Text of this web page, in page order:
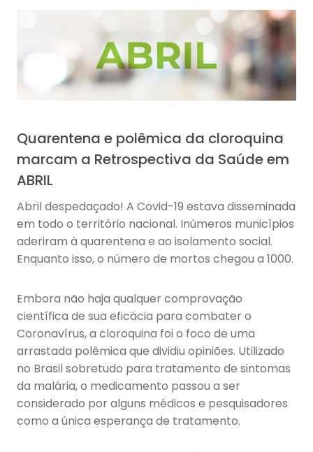
Quarentena e polêmica da cloroquina
marcam a Retrospectiva da Saúde em
ABRIL
Abril despedaçado! A Covid-19 estava disseminada
em todo o território nacional. Inúmeros municípios
aderiram à quarentena e ao isolamento social.
Enquanto isso, o número de mortos chegou a 1000.
Embora não haja qualquer comprovação
científica de sua eficácia para combater o
Coronavírus, a cloroquina foi o foco de uma
arrastada polêmica que dividiu opiniões. Utilizado
no Brasil sobretudo para tratamento de sintomas
da malária, o medicamento passou a ser
considerado por alguns médicos e pesquisadores
como a única esperança de tratamento.